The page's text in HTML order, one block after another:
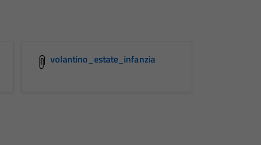
volantino_estate_infanzia